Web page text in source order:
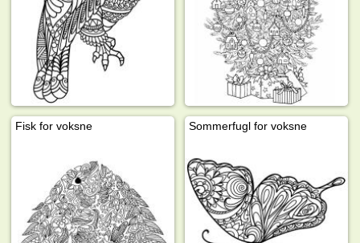
Fisk for voksne Sommerfugl for voksne